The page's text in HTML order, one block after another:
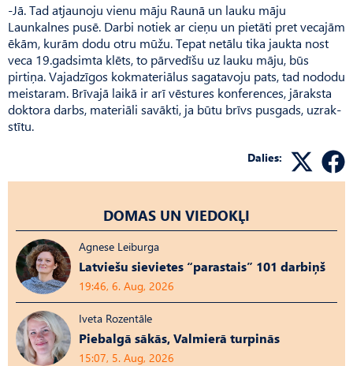
-Jā. Tad atjaunoju vienu māju Raunā un lauku māju
Launkalnes pusē. Darbi notiek ar cieņu un pietāti pret vecajām
ēkām, kurām dodu otru mūžu. Tepat netālu tika jaukta nost
veca 19.gadsimta klēts, to pārvedīšu uz lauku māju, būs
pirtiņa. Vajadzīgos kokmateriālus sagatavoju pats, tad nododu
meistaram. Brīvajā laikā ir arī vēstures konferences, jāraksta
doktora darbs, materiāli savākti, ja būtu brīvs pusgads, uzrak­
stītu.
Dalies:
DOMAS UN VIEDOKĻI
Agnese Leiburga
Latviešu sievietes “parastais” 101 darbiņš
19:46, 6. Aug, 2026
Iveta Rozentāle
Piebalgā sākās, Valmierā turpinās
15:07, 5. Aug, 2026